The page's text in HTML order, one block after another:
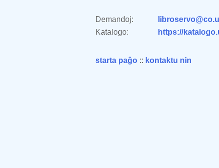
Demandoj:
Katalogo:
https://
starta paĝo :: kontaktu nin